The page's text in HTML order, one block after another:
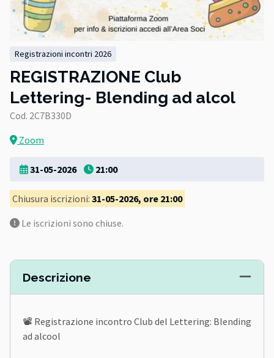
registrazioni incontri 2026
REGISTRAZIONE Club
Lettering- Blending ad alcol
Cod. 2C7B330D
Zoom
31-05-2026 21:00
Chiusura iscrizioni: 31-05-2026, ore 21:00
Le iscrizioni sono chiuse.
Descrizione
📽️ Registrazione incontro Club del Lettering: Blending
ad alcool